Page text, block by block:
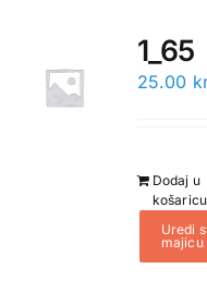
Lokacija
1_65
25.00
Dodaj u
košaricu
Uredi
majicu